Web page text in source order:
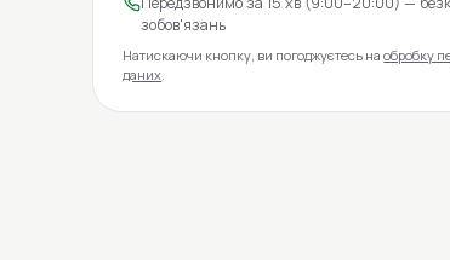
зобов'язань
Натискаючи кнопку, ви погоджуєтесь наобробку
даних